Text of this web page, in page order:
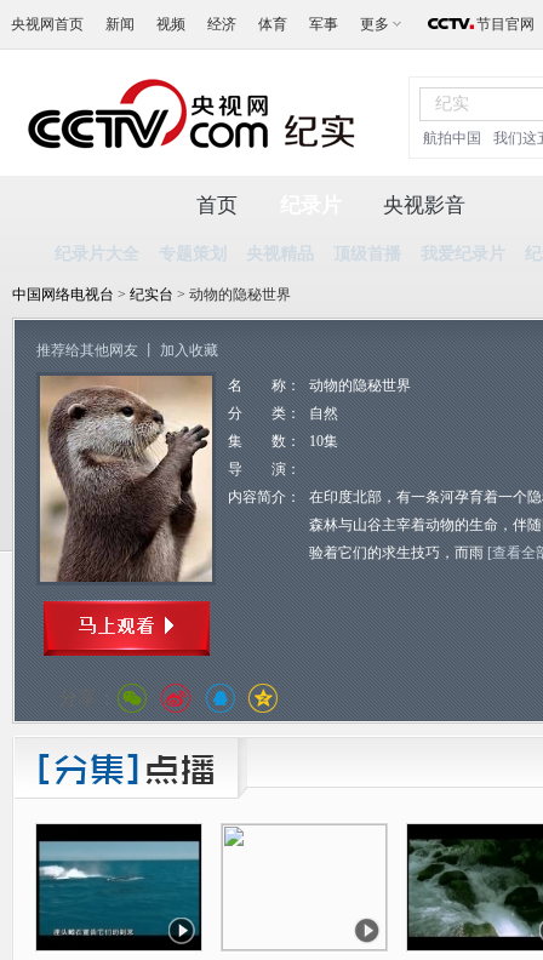
央视网首页 新闻 视频 经济 体育 军事 更多 节目官网
航拍中国 我们这
首页
纪录片大全 专题策划 央视精品 顶级首播 我爱纪录片
央视影音
中国网络电视台 > 纪实台 > 动物的隐秘世界
推荐给其他网友 加入收藏
名 称：
动物的隐秘世界
分 类：
自然
集 数：
10集
导 演：
内容简介：
在印度北部，有一条河孕育着一个
森林与山谷主宰着动物的生命，伴
验着它们的求生技巧，而雨 [查看全
分享：